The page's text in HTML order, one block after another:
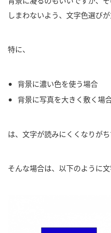
しまわないよう、文字色選び
特に、
背景に濃い色を使う場合
背景に写真を大きく敷く場
は、文字が読みにくくなりがち
そんな場合は、以下のように